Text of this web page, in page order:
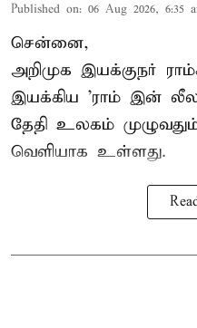
Published on: 06 Aug 2026, 6:35
சென்னை,
அறிமுக இயக்குநர்
இயக்கிய 'ராம் இன்
தேதி உலகம்
வெளியாக உள்ளது.